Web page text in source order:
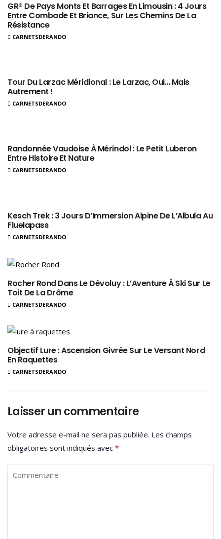
GR® De Pays Monts Et Barrages En Limousin : 4 Jours
Entre Combade Et Briance, Sur Les Chemins De La
Résistance
CARNETSDERANDO
Tour Du Larzac Méridional : Le Larzac, Oui… Mais
Autrement !
CARNETSDERANDO
Randonnée Vaudoise À Mérindol : Le Petit Luberon
Entre Histoire Et Nature
CARNETSDERANDO
Kesch Trek : 3 Jours D’Immersion Alpine De L’Albula Au
Fluelapass
CARNETSDERANDO
Rocher Rond Dans Le Dévoluy : L’Aventure À Ski Sur Le
Toit De La Drôme
CARNETSDERANDO
Objectif Lure : Ascension Givrée Sur Le Versant Nord
En Raquettes
CARNETSDERANDO
Laisser un commentaire
Votre adresse e-mail ne sera pas publiée. Les champs
obligatoires sont indiqués avec *